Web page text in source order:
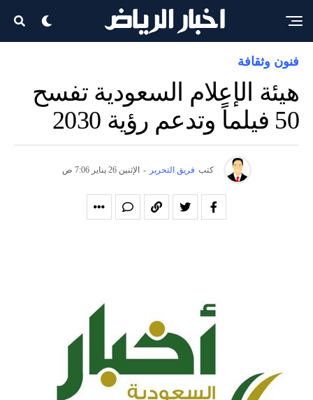
فنون وثقافة
هيئة الإعلام السعودية تفسح
50 فيلماً وتدعم رؤية 2030
كتب فريق التحرير - الإثنين 26 يناير 7:06 ص